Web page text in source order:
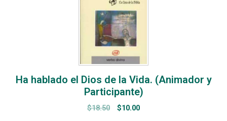
Ha hablado el Dios de la Vida. (Animador y
Participante)
$18.50 $10.00